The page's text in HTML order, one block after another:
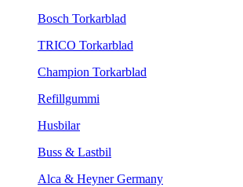
Bosch Torkarblad
TRICO Torkarblad
Champion Torkarblad
Refillgummi
Husbilar
Buss & Lastbil
Alca & Heyner Germany